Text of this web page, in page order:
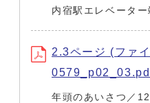
内宿駅エレベータ
2.3ページ (ファイ
年頭のあいさつ／